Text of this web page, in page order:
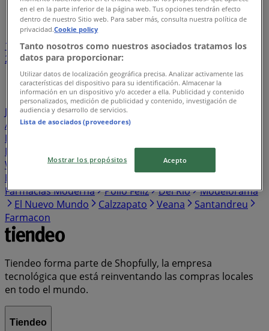
Índice de negocios en Macuspana
1
...
2
456
26
BetterWare
Tecnolite Fresko Pizza Hut
Oggi
Jeans
Knova Pirma Samsung
Alitas
Adosa Skechers Promoda
Isidro y San Borja
Build-A-Bear
Providencia
Terramar Brands
Walmart Express
Puma Victorinox Scorpion
Era
Farmacias Moderna
Pollo Feliz Del Rio
Modelorama
El Nuevo Mundo
Calzzapato Veana
Santandreu
Farmacon
Tiendeo forma parte de Shopfully, la empresa
tecnológica que está reinventando las compras locales
en todo el mundo.
Tiendeo
en el en la parte inferior de la página web. Tus opciones tendrán efecto
dentro de nuestro Sitio web. Para saber más, consulta nuestra política de
privacidad.Cookie policy
Tanto nosotros como nuestros asociados tratamos los
datos para proporcionar:
Utilizar datos de localización geográfica precisa. Analizar activamente las
características del dispositivo para su identificación. Almacenar la
información en un dispositivo y/o acceder a ella. Publicidad y contenido
personalizados, medición de publicidad y contenido, investigación de
audiencia y desarrollo de servicios.
Lista de asociados (proveedores)
Mostrar los propósitos Acepto